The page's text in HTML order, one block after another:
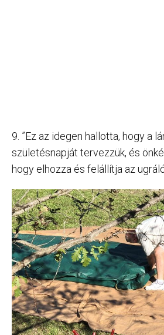
9. ”Ez az idegen hallotta, hogy a
születésnapját tervezzük, és
hogy elhozza és felállítja az